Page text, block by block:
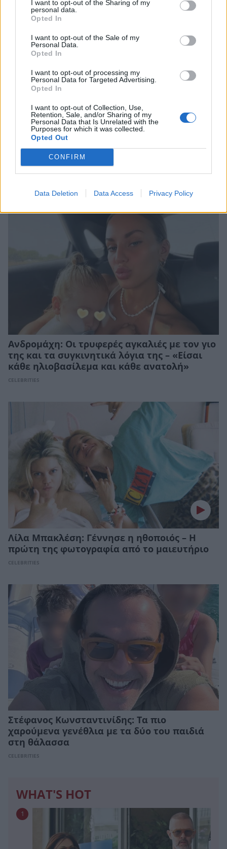
I want to opt-out of the Sharing of my
personal data.
Opted In
I want to opt-out of the Sale of my
Personal Data.
Opted In
I want to opt-out of processing my
Personal Data for Targeted Advertising.
Opted In
I want to opt-out of Collection, Use,
Retention, Sale, and/or Sharing of my
Personal Data that Is Unrelated with the
Purposes for which it was collected.
Opted Out
CONFIRM
Data Deletion Data Access Privacy Policy
CELEBRITIES
Δούκισσα Νομικού: Στη Γαλλική Πολυνησία
με την οικογένειά της
Ανδρομάχη: Οι τρυφερές αγκαλιές με τον γιο
της και τα συγκινητικά λόγια της – «Είσαι
κάθε ηλιοβασίλεμα και κάθε ανατολή»
CELEBRITIES
Λίλα Μπακλέση: Γέννησε η ηθοποιός – Η
πρώτη της φωτογραφία από το μαιευτήριο
CELEBRITIES
Στέφανος Κωνσταντινίδης: Τα πιο
χαρούμενα γενέθλια με τα δύο του παιδιά
στη θάλασσα
CELEBRITIES
WHAT'S HOT
1